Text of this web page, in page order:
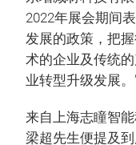
2022年展会期间
发展的政策，把
术的企业及传统
业转型升级发展。
来自上海志瞳智
梁超先生便提及